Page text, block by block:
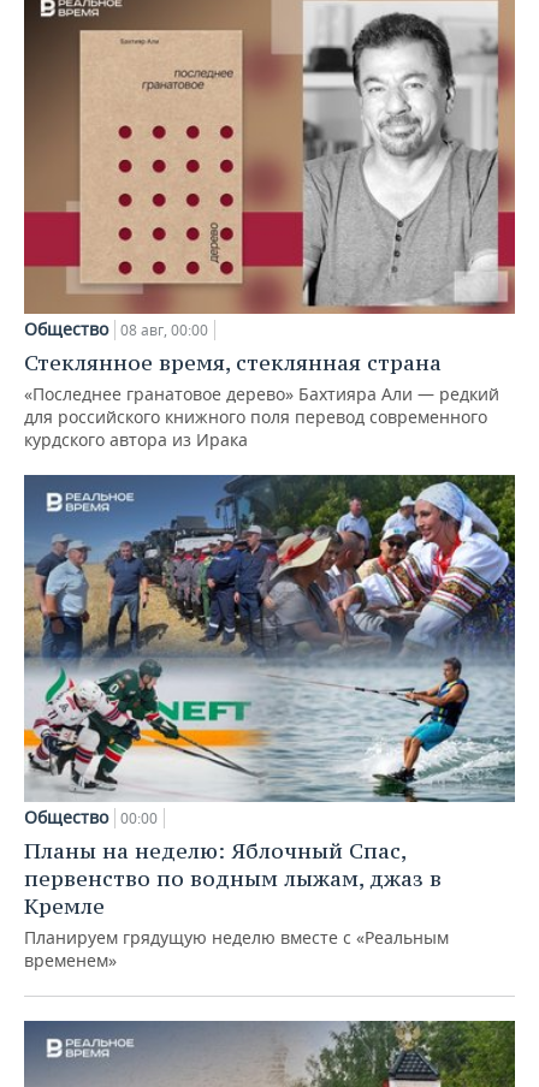
Общество 08 авг, 00:00
Стеклянное время, стеклянная страна
«Последнее гранатовое дерево» Бахтияра Али — редкий
для российского книжного поля перевод современного
курдского автора из Ирака
Общество 00:00
Планы на неделю: Яблочный Спас,
первенство по водным лыжам, джаз в
Кремле
Планируем грядущую неделю вместе с «Реальным
временем»